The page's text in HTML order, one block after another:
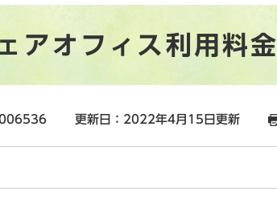
アオフィス利用料金
更新日：2022年4月15日更新